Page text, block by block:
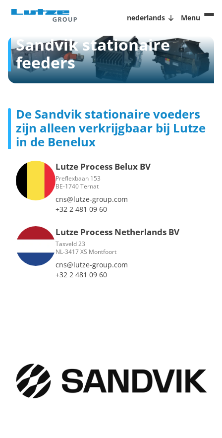
nederlands Menu
Sandvik stationaire
feeders
De Sandvik stationaire voeders
zijn alleen verkrijgbaar bij Lutze
in de Benelux
Lutze Process Belux BV
Preflexbaan 153
BE-1740 Ternat
cns@lutze-group.com
+32 2 481 09 60
Lutze Process Netherlands BV
Tasveld 23
NL-3417 XS Montfoort
cns@lutze-group.com
+32 2 481 09 60